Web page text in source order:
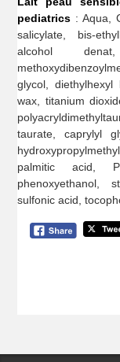
pediatrics : Aqua,
salicylate, bis-
alcohol
glycol, diethylhexyl
wax, titanium
taurate, caprylyl
palmitic acid,
phenoxyethanol,
sulfonic acid,